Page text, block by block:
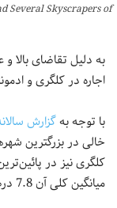
Several Skyscrapers of
به دلیل تقاضای
اجاره در کلگری و ادمونتون در
با توجه بهگزارش
خالی در بزرگترین
میانگین کلی آن 7.8 درصد است.